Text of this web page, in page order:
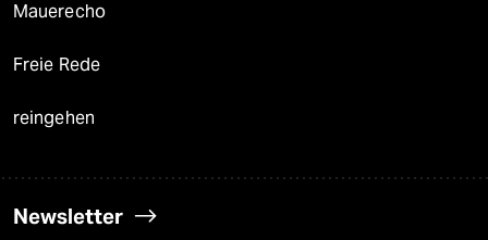
Mauerecho
Freie Rede
reingehen
Newsletter